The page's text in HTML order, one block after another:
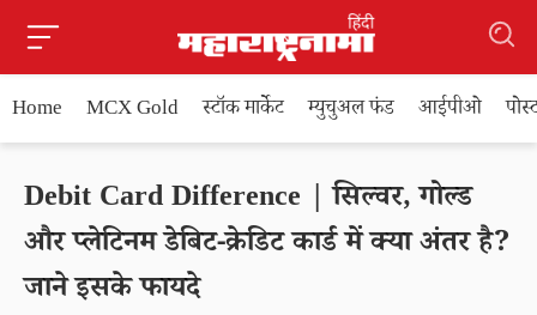
Home MCX Gold स्टॉक मार्केट म्युचुअल फंड आईपीओ
Debit Card Difference | सिल्वर, गोल्ड
और प्लेटिनम डेबिट-क्रेडिट कार्ड में क्या अंतर है?
जाने इसके फायदे